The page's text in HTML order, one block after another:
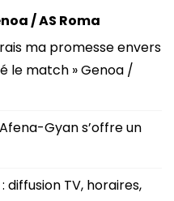
/ AS Roma
ma promesse envers
le match » Genoa /
Gyan s’offre un
diffusion TV, horaires,